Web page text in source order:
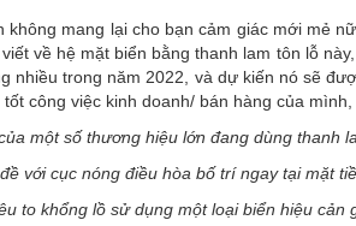
không mang lại cho bạn cảm giác mới mẻ
về hệ mặt biển bằng thanh lam tôn lỗ
nhiều trong năm 2022, và dự kiến nó sẽ
công việc kinh doanh/ bán hàng của
một số thương hiệu lớn đang dùng thanh
với cục nóng điều hòa bố trí ngay tại mặt
to khổng lồ sử dụng một loại biển hiệu cản